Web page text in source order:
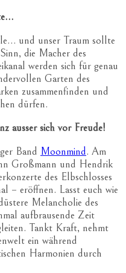
und unser Traum sollte
die Macher des
werden sich für genau
Garten des
zusammenfinden und
dürfen.
ausser sich vor Freude!
Band Moonmind. Am
Großmann und Hendrik
des Elbschlosses
– eröffnen. Lasst euch wie
Melancholie des
aufbrausende Zeit
Tankt Kraft, nehmt
ein während
Harmonien durch